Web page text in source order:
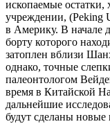
ископаемые
учреждении, (Peking
в Америку. В начале
борту которого
затоплен вблизи
однако, точные
палеонтологом
время в Китайской
дальнейшие
будут сделаны